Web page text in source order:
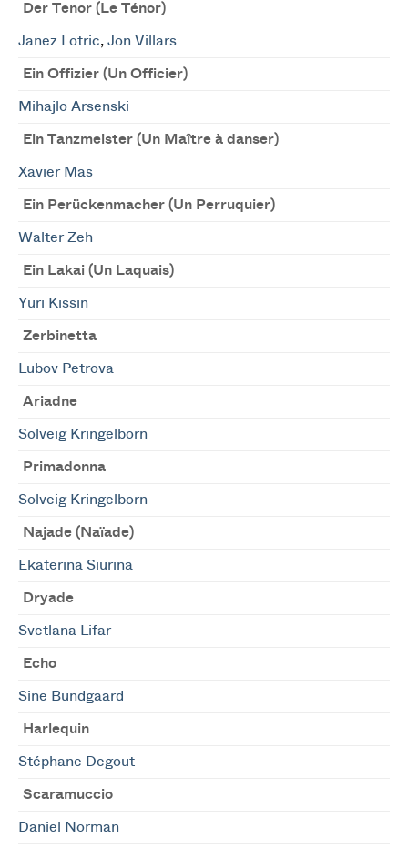
Der Tenor (Le Ténor)
Janez Lotric, Jon Villars
Ein Offizier (Un Officier)
Mihajlo Arsenski
Ein Tanzmeister (Un Maître à danser)
Xavier Mas
Ein Perückenmacher (Un Perruquier)
Walter Zeh
Ein Lakai (Un Laquais)
Yuri Kissin
Zerbinetta
Lubov Petrova
Ariadne
Solveig Kringelborn
Primadonna
Solveig Kringelborn
Najade (Naïade)
Ekaterina Siurina
Dryade
Svetlana Lifar
Echo
Sine Bundgaard
Harlequin
Stéphane Degout
Scaramuccio
Daniel Norman